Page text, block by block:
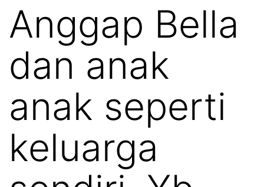
Anggap Bella
dan anak
anak seperti
keluarga